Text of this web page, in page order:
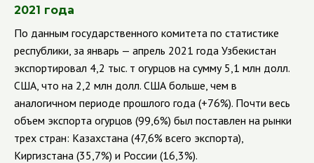
2021 года
По данным государственного комитета по статистике
республики, за январь — апрель 2021 года Узбекистан
экспортировал 4,2 тыс. т огурцов на сумму 5,1 млн долл.
США, что на 2,2 млн долл. США больше, чем в
аналогичном периоде прошлого года (+76%). Почти весь
объем экспорта огурцов (99,6%) был поставлен на рынки
трех стран: Казахстана (47,6% всего экспорта),
Киргизстана (35,7%) и России (16,3%).